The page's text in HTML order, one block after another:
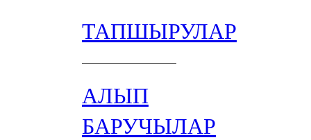
ТАПШЫРУЛАР
АЛЫП
БАРУЧЫЛАР